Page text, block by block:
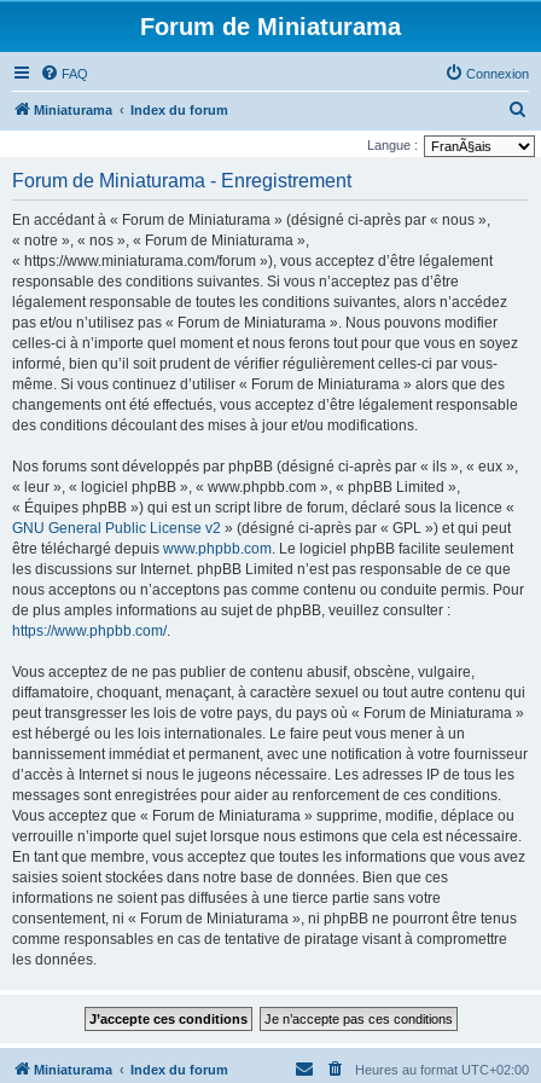
Forum de Miniaturama
FAQ Connexion
Miniaturama Index du forum
e
Langue :
Forum de Miniaturama - Enregistrement
En accédant à « Forum de Miniaturama » (désigné ci-après par « nous »,
« notre », « nos », « Forum de Miniaturama »,
« https://www.miniaturama.com/forum »), vous acceptez d’être légalement
responsable des conditions suivantes. Si vous n’acceptez pas d’être
légalement responsable de toutes les conditions suivantes, alors n’accédez
pas et/ou n’utilisez pas « Forum de Miniaturama ». Nous pouvons modifier
celles-ci à n’importe quel moment et nous ferons tout pour que vous en soyez
informé, bien qu’il soit prudent de vérifier régulièrement celles-ci par vous-
même. Si vous continuez d’utiliser « Forum de Miniaturama » alors que des
changements ont été effectués, vous acceptez d’être légalement responsable
des conditions découlant des mises à jour et/ou modifications.
Nos forums sont développés par phpBB (désigné ci-après par « ils », « eux »,
« leur », « logiciel phpBB », « www.phpbb.com », « phpBB Limited »,
« Équipes phpBB ») qui est un script libre de forum, déclaré sous la licence «
GNU General Public License v2 » (désigné ci-après par « GPL ») et qui peut
être téléchargé depuis www.phpbb.com. Le logiciel phpBB facilite seulement
les discussions sur Internet. phpBB Limited n’est pas responsable de ce que
nous acceptons ou n’acceptons pas comme contenu ou conduite permis. Pour
de plus amples informations au sujet de phpBB, veuillez consulter :
https://www.phpbb.com/.
Vous acceptez de ne pas publier de contenu abusif, obscène, vulgaire,
diffamatoire, choquant, menaçant, à caractère sexuel ou tout autre contenu qui
peut transgresser les lois de votre pays, du pays où « Forum de Miniaturama »
est hébergé ou les lois internationales. Le faire peut vous mener à un
bannissement immédiat et permanent, avec une notification à votre fournisseur
d’accès à Internet si nous le jugeons nécessaire. Les adresses IP de tous les
messages sont enregistrées pour aider au renforcement de ces conditions.
Vous acceptez que « Forum de Miniaturama » supprime, modifie, déplace ou
verrouille n’importe quel sujet lorsque nous estimons que cela est nécessaire.
En tant que membre, vous acceptez que toutes les informations que vous avez
saisies soient stockées dans notre base de données. Bien que ces
informations ne soient pas diffusées à une tierce partie sans votre
consentement, ni « Forum de Miniaturama », ni phpBB ne pourront être tenus
comme responsables en cas de tentative de piratage visant à compromettre
les données.
Miniaturama Index du forum Heures au format UTC+02:00